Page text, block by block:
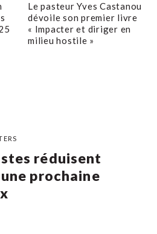
Le pasteur Yves Castanou
dévoile son premier livre
« Impacter et diriger en
milieu hostile »
réduisent
prochaine